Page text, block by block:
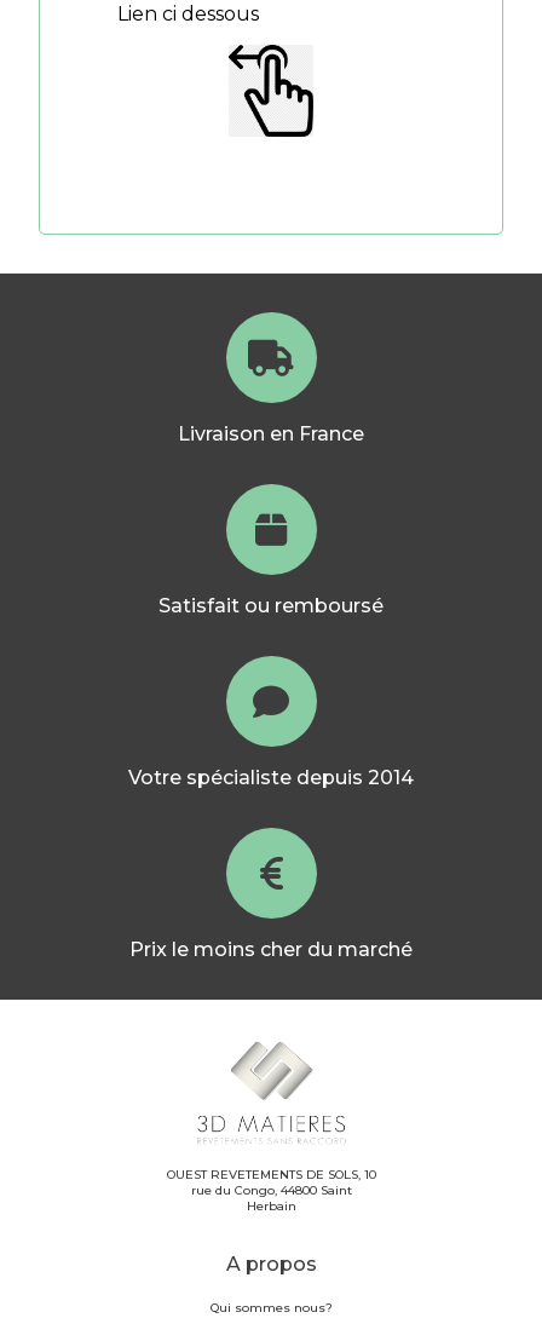
Lien ci dessous
Livraison en France
Satisfait ou remboursé
Votre spécialiste depuis 2014
Prix le moins cher du marché
OUEST REVETEMENTS DE SOLS, 10
rue du Congo, 44800 Saint
Herbain
A propos
Qui sommes nous?